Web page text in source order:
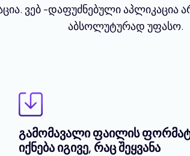
ვებ -დაფუძნებული აპლიკაცია
აბსოლუტურად უფასო.
გამომავალი ფაილის
იქნება იგივე, რაც შეყვანა